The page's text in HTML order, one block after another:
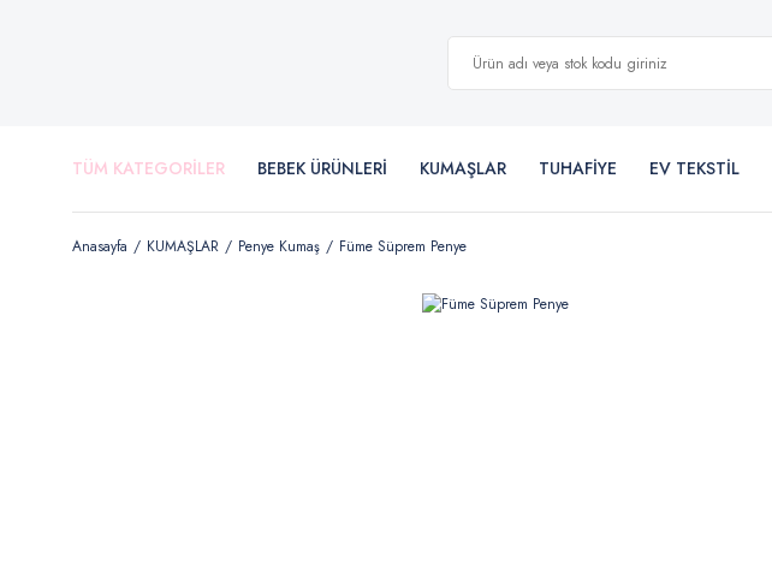
TÜM KATEGORİLER BEBEK ÜRÜNLERİ KUMAŞLAR TUHAFİYE EV TEKSTİL
Anasayfa KUMAŞLAR Penye Kumaş Füme Süprem Penye